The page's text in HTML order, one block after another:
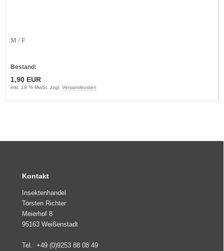
M / F
Bestand:
1,90 EUR
inkl. 19 % MwSt. zzgl. Versandkosten
Kontakt
Insektenhandel
Torsten Richter
Meierhof 8
95163 Weißenstadt
Tel.: +49 (0)9253 88 08 49